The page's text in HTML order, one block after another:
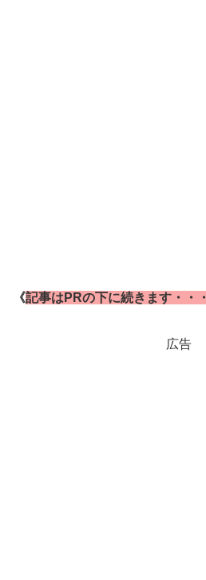
《記事はPRの下に続きます・・・
広告